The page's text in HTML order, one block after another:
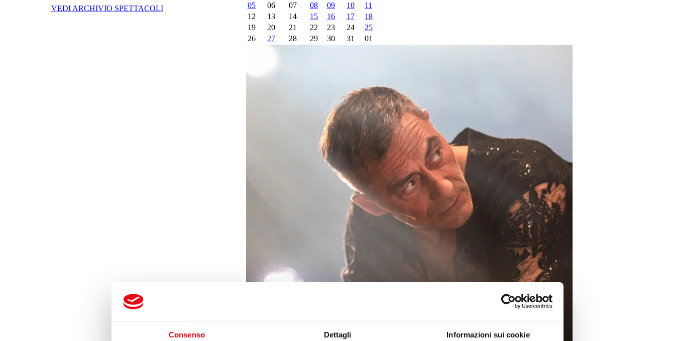
Consenso Dettagli Informazioni sui cookie
VEDI ARCHIVIO SPETTACOLI
05
06 07 08 09 10
11
12
13 14 15 16 17
18
19
20 21 22 23 24
25
26
27 28 29 30 31 01